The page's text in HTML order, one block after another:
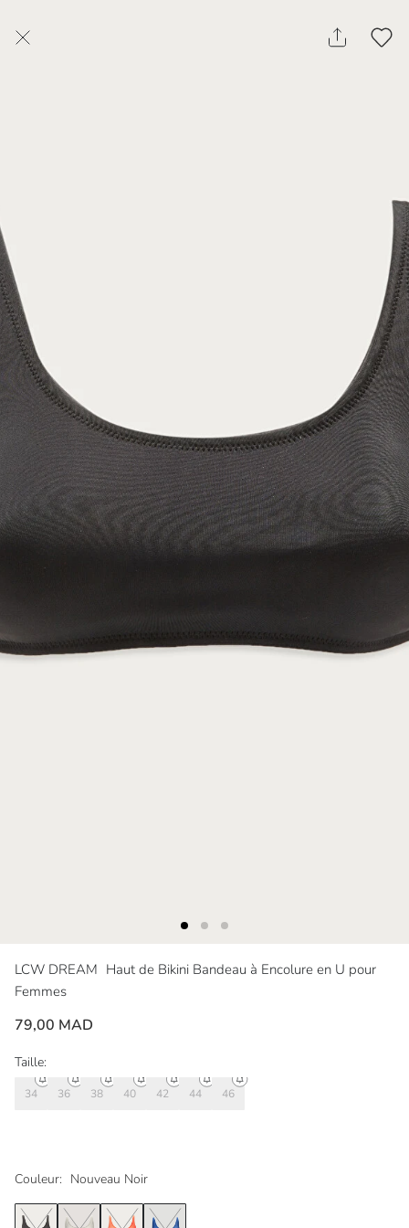
LCW DREAM Haut de Bikini Bandeau à Encolure en U pour
Femmes
79,00 MAD
Couleur: Nouveau Noir
Taille:
34 36 38 40 42 44 46